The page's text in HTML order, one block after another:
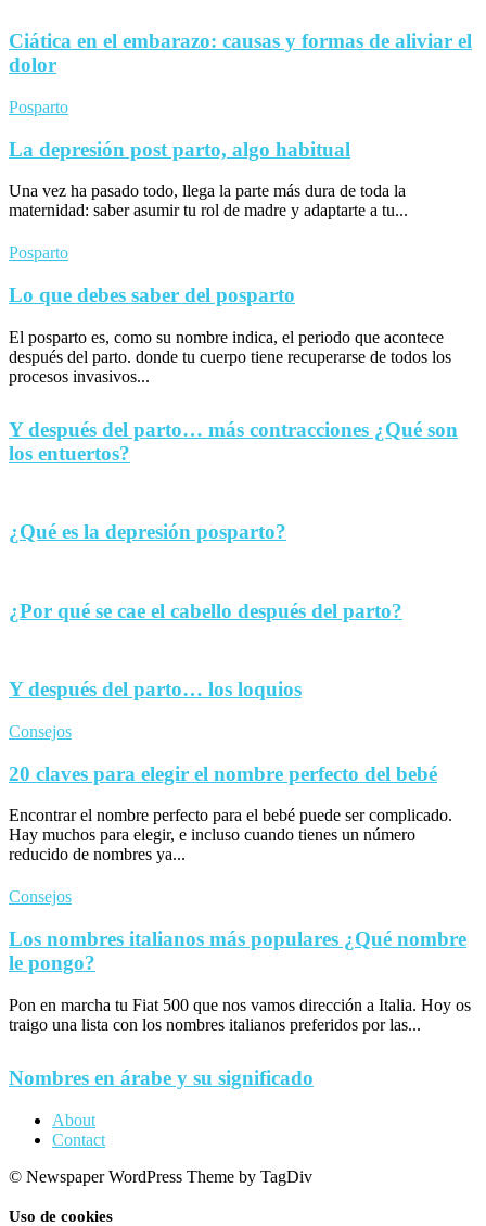
Ciática en el embarazo: causas y formas de aliviar el
dolor
Posparto
La depresión post parto, algo habitual
Una vez ha pasado todo, llega la parte más dura de toda la
maternidad: saber asumir tu rol de madre y adaptarte a tu...
Posparto
Lo que debes saber del posparto
El posparto es, como su nombre indica, el periodo que acontece
después del parto. donde tu cuerpo tiene recuperarse de todos los
procesos invasivos...
Y después del parto… más contracciones ¿Qué son
los entuertos?
¿Qué es la depresión posparto?
¿Por qué se cae el cabello después del parto?
Y después del parto… los loquios
Consejos
20 claves para elegir el nombre perfecto del bebé
Encontrar el nombre perfecto para el bebé puede ser complicado.
Hay muchos para elegir, e incluso cuando tienes un número
reducido de nombres ya...
Consejos
Los nombres italianos más populares ¿Qué nombre
le pongo?
Pon en marcha tu Fiat 500 que nos vamos dirección a Italia. Hoy os
traigo una lista con los nombres italianos preferidos por las...
Nombres en árabe y su significado
About
Contact
© Newspaper WordPress Theme by TagDiv
Uso de cookies